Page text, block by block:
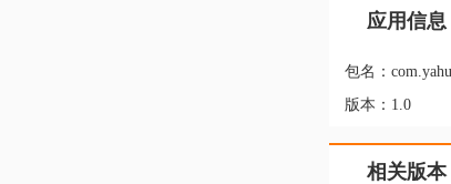
应用信息
包名：
版本： 1.0
相关版本